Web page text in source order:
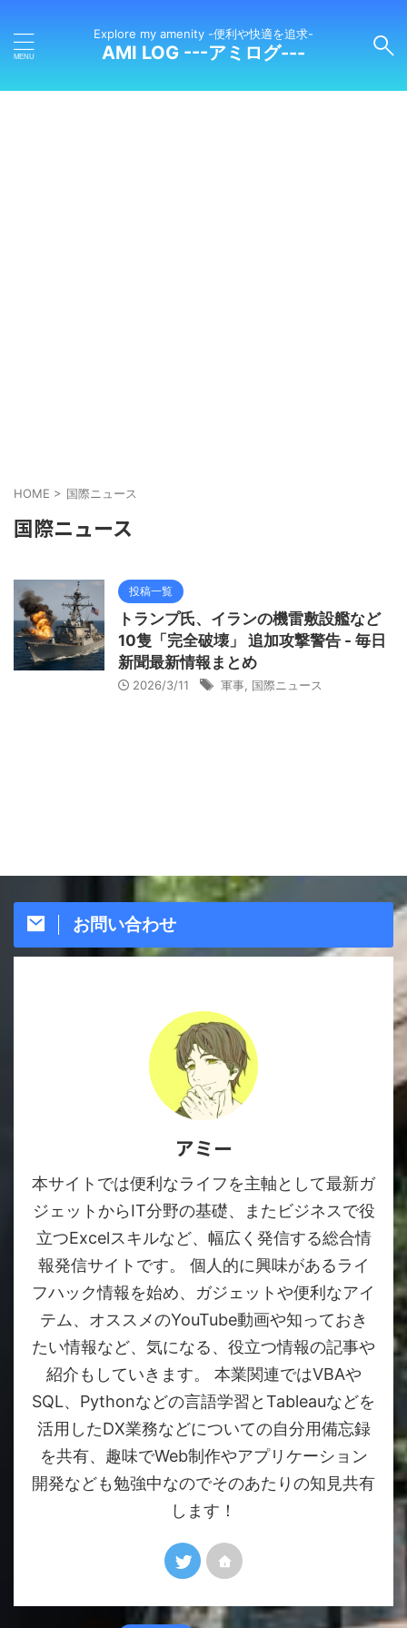
Explore my amenity -便利や快適を追求-
AMI LOG ---アミログ---
HOME > 国際ニュース
国際ニュース
投稿一覧
トランプ氏、イランの機雷敷設艦など
10隻「完全破壊」 追加攻撃警告 - 毎日
新聞最新情報まとめ
2026/3/11 軍事 国際ニュース
お問い合わせ
アミー
本サイトでは便利なライフを主軸として最新ガ
ジェットからIT分野の基礎、またビジネスで役
立つExcelスキルなど、幅広く発信する総合情
報発信サイトです。 個人的に興味があるライ
フハック情報を始め、ガジェットや便利なアイ
テム、オススメのYouTube動画や知っておき
たい情報など、気になる、役立つ情報の記事や
紹介もしていきます。 本業関連ではVBAや
SQL、Pythonなどの言語学習とTableauなどを
活用したDX業務などについての自分用備忘録
を共有、趣味でWeb制作やアプリケーション
開発なども勉強中なのでそのあたりの知見共有
します！